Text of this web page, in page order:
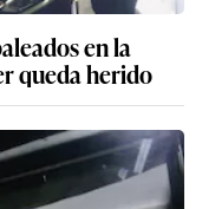
en la
queda herido